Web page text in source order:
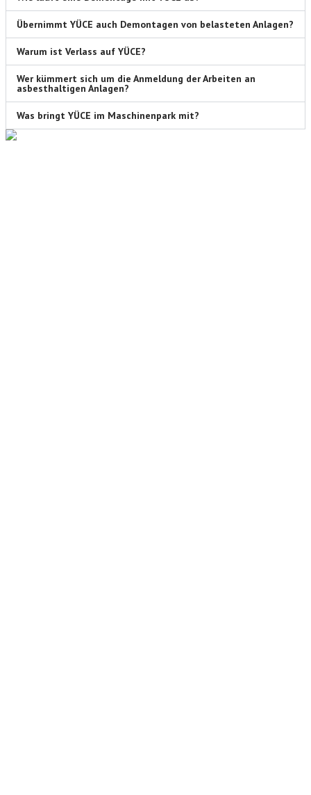
Übernimmt YÜCE auch Demontagen von belasteten Anlagen?
Warum ist Verlass auf YÜCE?
Wer kümmert sich um die Anmeldung der Arbeiten an
asbesthaltigen Anlagen?
Was bringt YÜCE im Maschinenpark mit?